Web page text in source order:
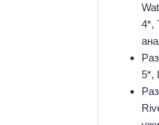
4*,
5*,